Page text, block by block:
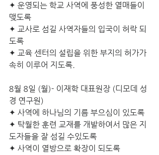
✦ 운영되는 학교 사역에 풍성한 열매들이
맺도록
✦ 교사로 섬길 사역자들의 입국이 허락 되
도록
✦ 교육 센터의 설립을 위한 부지의 허가가
속히 이루어 지도록.
8월 8일 (월)- 이재학 대표원장 (디모데 성
경 연구원)
✦ 사역에 하나님의 기름 부으심이 있도록
✦ 탁월한 훈련 교재를 개발하여서 많은 지
도자들을 잘 섬길 수있도록
✦ 사역이 열방으로 확장이 되도록